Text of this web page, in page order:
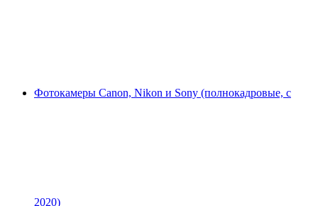
Фотокамеры Canon, Nikon и Sony (полнокадровые, с
2020)